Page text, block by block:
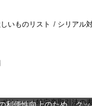
いものリスト シリアル
リシー 特定商取引法の